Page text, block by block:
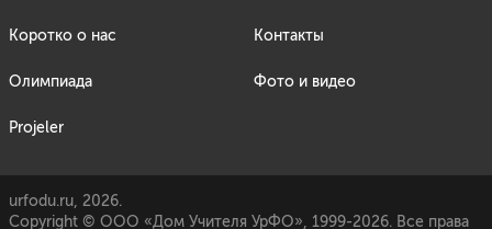
Коротко о нас
Олимпиада
Projeler
Контакты
Фото и видео
urfodu.ru, 2026.
Copyright © ООО «Дом Учителя УрФО», 1999-2026. Все права